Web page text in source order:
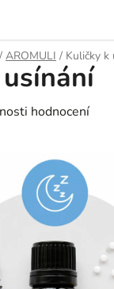
/ AROMULI / Kuličky k
hodnocení